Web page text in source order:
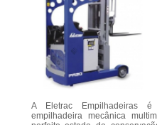
A Eletrac Empilhadeiras
empilhadeira mecânica